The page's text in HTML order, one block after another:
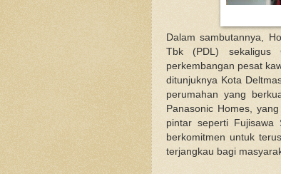
Dalam sambutannya,
Tbk (PDL) sekaligus
perkembangan pesat
ditunjuknya Kota
perumahan yang
Panasonic Homes,
pintar seperti
berkomitmen untuk
terjangkau bagi